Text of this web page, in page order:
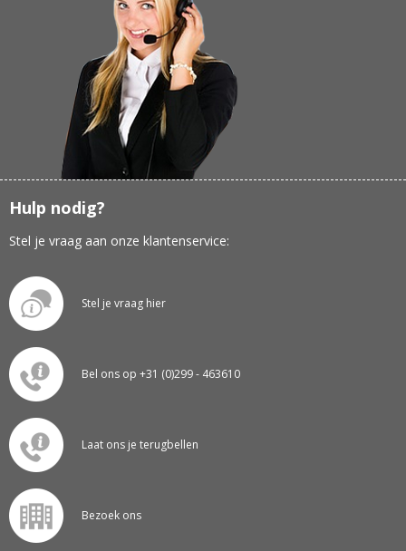
Hulp nodig?
Stel je vraag aan onze klantenservice:
Stel je vraag hier
Bel ons op +31 (0)299 - 463610
Laat ons je terugbellen
Bezoek ons